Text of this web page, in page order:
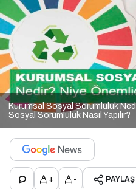
Kurumsal Sosyal Sorumluluk
Sosyal Sorumluluk Nasıl Yapılır?
+ - PAYLAŞ